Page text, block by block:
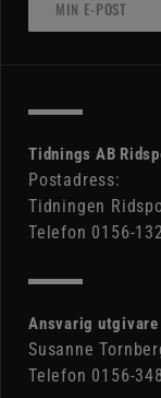
Tidnings AB
Postadress:
Tidningen
Telefon 0156-
Ansvarig utgivare
Susanne
Telefon 0156-